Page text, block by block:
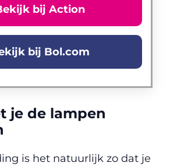
bij Action
bij Bol.com
je de lampen
is het natuurlijk zo dat je